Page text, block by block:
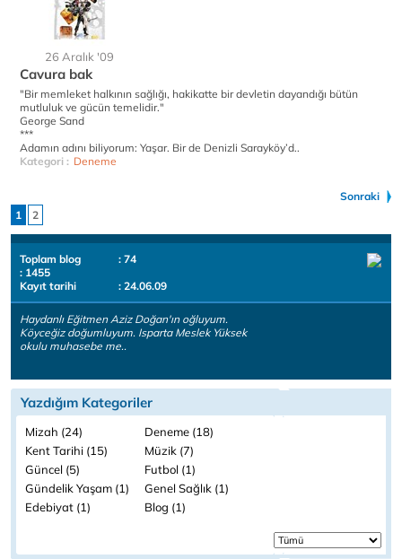
26 Aralık '09
Cavura bak
"Bir memleket halkının sağlığı, hakikatte bir devletin dayandığı bütün
mutluluk ve gücün temelidir."
George Sand
***
Adamın adını biliyorum: Yaşar. Bir de Denizli Sarayköy’d..
Kategori : Deneme
Sonraki
1
2
Toplam blog
: 74
: 1455
Kayıt tarihi
: 24.06.09
Haydanlı Eğitmen Aziz Doğan'ın oğluyum.
Köyceğiz doğumluyum. Isparta Meslek Yüksek
okulu muhasebe me..
Yazdığım Kategoriler
Mizah (24)
Deneme (18)
Kent Tarihi (15)
Müzik (7)
Güncel (5)
Futbol (1)
Gündelik Yaşam (1)
Genel Sağlık (1)
Edebiyat (1)
Blog (1)